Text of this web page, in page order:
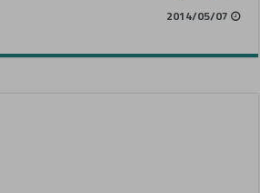
2014/05/07